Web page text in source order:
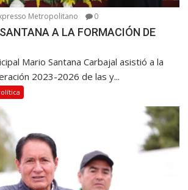
Metropolitano 0
A LA FORMACIÓN DE
Mario Santana Carbajal asistió a la
2023-2026 de las y...